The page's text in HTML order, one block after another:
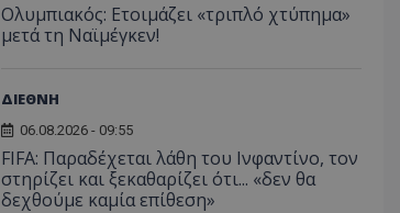
Ολυμπιακός: Ετοιμάζει «τριπλό χτύπημα»
μετά τη Ναϊμέγκεν!
ΔΙΕΘΝΗ
06.08.2026 - 09:55
FIFA: Παραδέχεται λάθη του Ινφαντίνο, τον
στηρίζει και ξεκαθαρίζει ότι... «δεν θα
δεχθούμε καμία επίθεση»